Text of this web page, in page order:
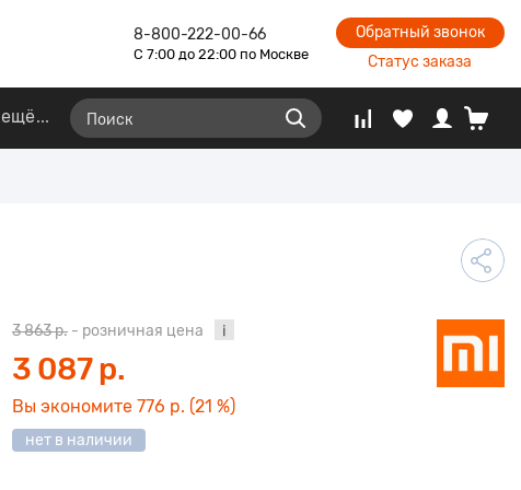
8-800-222-00-66
С 7:00 до 22:00 по Москве
Обратный звонок
Статус заказа
ещё
3 863 р. - розничная цена
3 087 р.
Вы экономите 776 р. (21 %)
нет в наличии